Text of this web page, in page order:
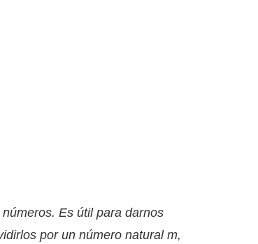
Es útil para darnos
por un número natural m,